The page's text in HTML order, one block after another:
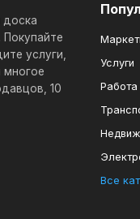
услуги,
многое
10
Услуги
Работа
Все